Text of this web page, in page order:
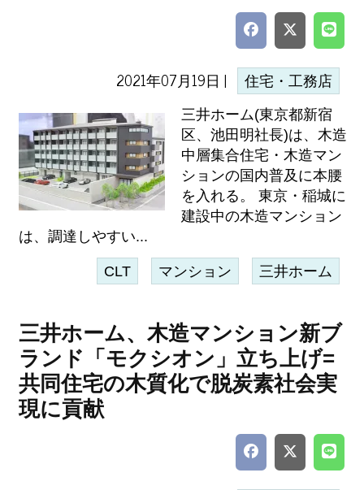
2021年07月19日 | 住宅・工務店
三井ホーム(東京都新宿
区、池田明社長)は、木造
中層集合住宅・木造マン
ションの国内普及に本腰
を入れる。 東京・稲城に
建設中の木造マンション
は、調達しやすい...
CLT マンション 三井ホーム
三井ホーム、木造マンション新ブ
ランド「モクシオン」立ち上げ=
共同住宅の木質化で脱炭素社会実
現に貢献